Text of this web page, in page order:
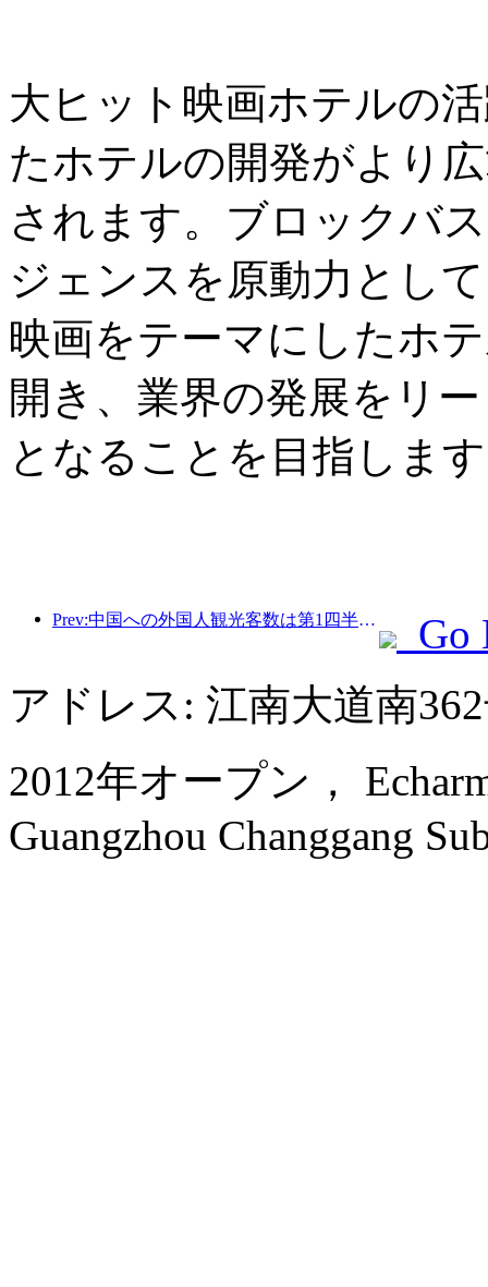
大ヒット映画ホテルの
たホテルの開発がより
されます。ブロックバ
ジェンスを原動力とし
映画をテーマにしたホ
開き、業界の発展をリ
となることを目指しま
Prev:中国への外国人観光客数は第1四半期に40％増加した。
Go
アドレス: 江南大道南
2012年オープン，
Guangzhou Changgang